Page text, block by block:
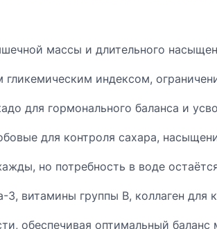
массы и длительного
индексом,
для гормонального баланса и
для контроля сахара,
но потребность в воде
витамины группы B, коллаген для
обеспечивая оптимальный